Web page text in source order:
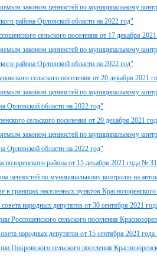
законом ценностей по муниципальному
района Орловской области на 2022 год"
сельского поселения от 17 декабря
законом ценностей по муниципальному
района Орловской области на 2022 год"
сельского поселения от 20 декабря
законом ценностей по муниципальному
Орловской области на 2022 год"
сельского поселения от 20 декабря
законом ценностей по муниципальному
Орловской области на 2022 год"
района от 15 декабря 2021 года
ценностей по муниципальному контролю на
в границах населенных пунктов
совета народных депутатов от 30 сентября
Россошенского сельского поселения
народных депутатов от 15 сентября 2021
Покровского сельского поселения